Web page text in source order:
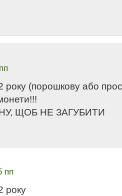
року (порошкову або
ЩОБ НЕ ЗАГУБИТИ
пп
року